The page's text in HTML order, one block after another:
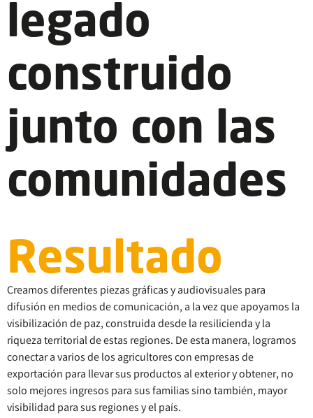
legado
construido
junto con las
comunidades
Resultado
Creamos diferentes piezas gráficas y audiovisuales para
difusión en medios de comunicación, a la vez que apoyamos la
visibilización de paz, construida desde la resilicienda y la
riqueza territorial de estas regiones. De esta manera, logramos
conectar a varios de los agricultores con empresas de
exportación para llevar sus productos al exterior y obtener, no
solo mejores ingresos para sus familias sino también, mayor
visibilidad para sus regiones y el país.